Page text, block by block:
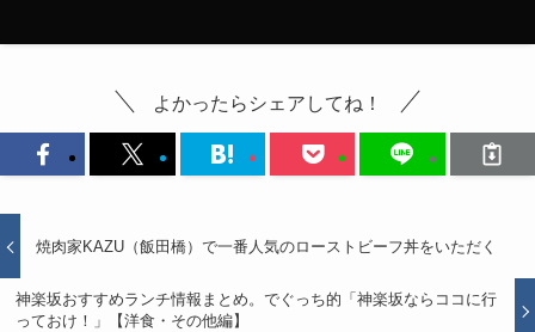
よかったらシェアしてね！
焼肉家KAZU（飯田橋）で一番人気のローストビーフ丼をいただく
神楽坂おすすめランチ情報まとめ。でぐっち的「神楽坂ならココに行
っておけ！」【洋食・その他編】